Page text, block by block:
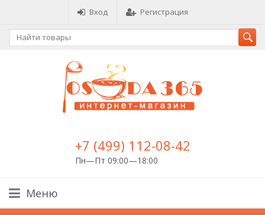
Вход Регистрация
+7 (499) 112-08-42
Пн—Пт 09:00—18:00
Меню